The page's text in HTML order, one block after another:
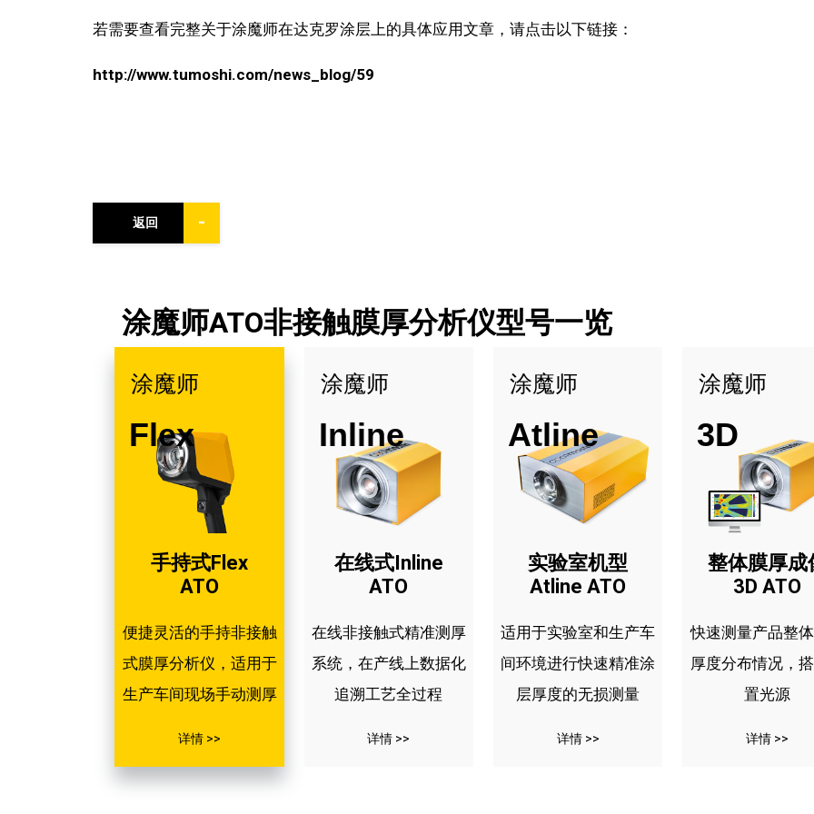
若需要查看完整关于涂魔师在达克罗涂层上的具体应用文章，请点击以下链接：
http://www.tumoshi.com/news_blog/59
返回 -
涂魔师ATO非接触膜厚分析仪型号一览
涂魔师
Flex
手持式Flex
ATO
便捷灵活的手持非接触
式膜厚分析仪，适用于
生产车间现场手动测厚
详情 >>
涂魔师
Inline
在线式Inline
ATO
在线非接触式精准测厚
系统，在产线上数据化
追溯工艺全过程
详情 >>
涂魔师
Atline
实验室机型
Atline ATO
适用于实验室和生产车
间环境进行快速精准涂
层厚度的无损测量
详情 >>
涂魔师
3D
整体膜厚成
3D ATO
快速测量产品整
厚度分布情况，
置光源
详情 >>